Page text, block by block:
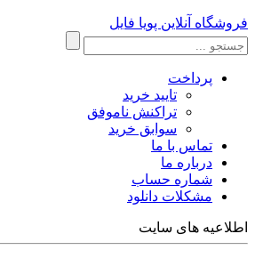
فروشگاه آنلاین پویا فایل
پرداخت
تایید خرید
تراکنش ناموفق
سوابق خرید
تماس با ما
درباره ما
شماره حساب
مشکلات دانلود
اطلاعیه های سایت